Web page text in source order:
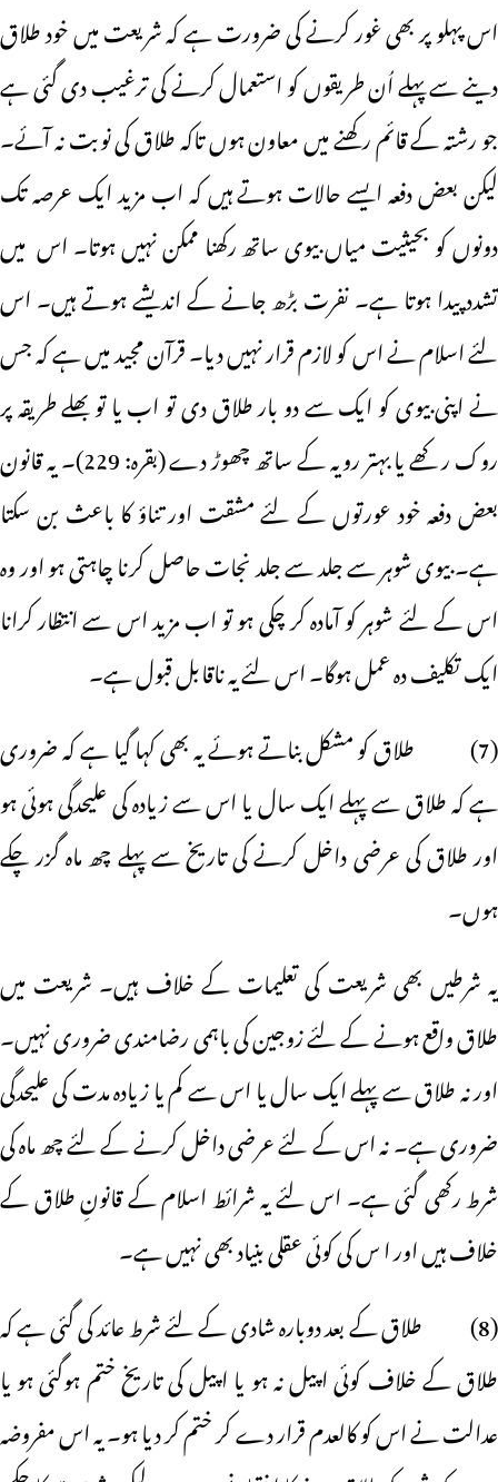
اس پہلو پر بھی غور کرنے کی ضرورت ہے کہ شریعت میں خود طلاق
دینے سے پہلے اُن طریقوں کو استعمال کرنے کی ترغیب دی گئی ہے
جو رشتہ کے قائم رکھنے میں معاون ہوں تاکہ طلاق کی نوبت نہ آئے۔
لیکن بعض دفعہ ایسے حالات ہوتے ہیں کہ اب مزید ایک عرصہ تک
دونوں کو بحیثیت میاں بیوی ساتھ رکھنا ممکن نہیں ہوتا۔ اس میں
تشدد پیدا ہوتا ہے۔ نفرت بڑھ جانے کے اندیشے ہوتے ہیں۔ اس
لئے اسلام نے اس کو لازم قرار نہیں دیا۔ قرآن مجید میں ہے کہ جس
نے اپنی بیوی کو ایک سے دو بار طلاق دی تو اب یا تو بھلے طریقہ پر
روک رکھے یا بہتر رویہ کے ساتھ چھوڑ دے (بقرہ: 229)۔ یہ قانون
بعض دفعہ خود عورتوں کے لئے مشقت اور تناؤ کا باعث بن سکتا
ہے۔ بیوی شوہر سے جلد سے جلد نجات حاصل کرنا چاہتی ہو اور وہ
اس کے لئے شوہر کو آمادہ کر چکی ہو تو اب مزید اس سے انتظار کرانا
ایک تکلیف دہ عمل ہوگا۔ اس لئے یہ ناقابل قبول ہے۔
(7) طلاق کو مشکل بناتے ہوئے یہ بھی کہا گیا ہے کہ ضروری
ہے کہ طلاق سے پہلے ایک سال یا اس سے زیادہ کی علیحدگی ہوئی ہو
اور طلاق کی عرضی داخل کرنے کی تاریخ سے پہلے چھ ماہ گزر چکے
ہوں۔
یہ شرطیں بھی شریعت کی تعلیمات کے خلاف ہیں۔ شریعت میں
طلاق واقع ہونے کے لئے زوجین کی باہمی رضامندی ضروری نہیں۔
اور نہ طلاق سے پہلے ایک سال یا اس سے کم یا زیادہ مدت کی علیحدگی
ضروری ہے۔ نہ اس کے لئے عرضی داخل کرنے کے لئے چھ ماہ کی
شرط رکھی گئی ہے۔ اس لئے یہ شرائط اسلام کے قانونِ طلاق کے
خلاف ہیں اور ا س کی کوئی عقلی بنیاد بھی نہیں ہے۔
(8) طلاق کے بعد دوبارہ شادی کے لئے شرط عائد کی گئی ہے کہ
طلاق کے خلاف کوئی اپیل نہ ہو یا اپیل کی تاریخ ختم ہوگئی ہو یا
عدالت نے اس کو کالعدم قرار دے کر ختم کر دیا ہو۔ یہ اس مفروضہ